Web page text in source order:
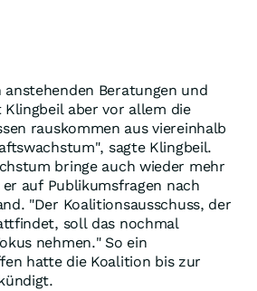
Beratungen und
aber vor allem die
rauskommen aus viereinhalb
sagte Klingbeil.
bringe auch wieder mehr
auf Publikumsfragen nach
"Der Koalitionsausschuss, der
soll das nochmal
nehmen." So ein
hatte die Koalition bis zur